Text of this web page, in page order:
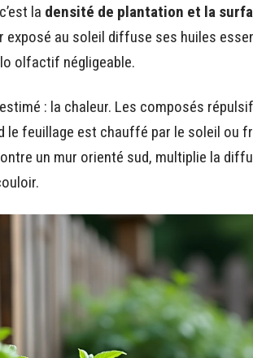
la densité de plantation et la
exposé au soleil diffuse ses huiles
olfactif négligeable.
: la chaleur. Les composés
le feuillage est chauffé par le soleil ou
un mur orienté sud, multiplie la